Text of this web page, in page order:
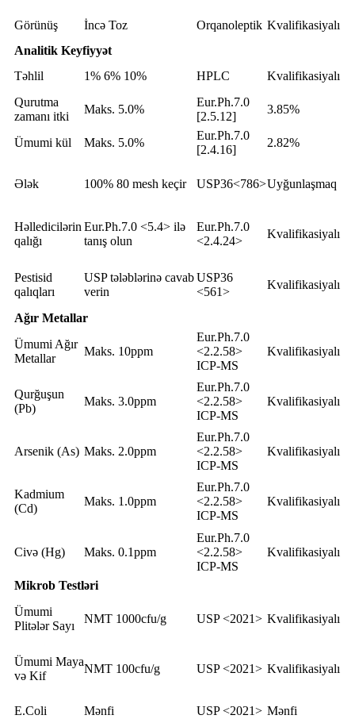
Görünüş İncə Toz Orqanoleptik Kvalifikasiyalı
Analitik Keyfiyyət
Təhlil
1% 6% 10% HPLC
Kvalifikasiyalı
Qurutma
zamanı itki
Maks. 5.0%
Eur.Ph.7.0
[2.5.12]
3.85%
Ümumi kül Maks. 5.0%
Eur.Ph.7.0
[2.4.16]
2.82%
Ələk 100% 80 mesh keçir USP36<786>Uyğunlaşmaq
Həlledicilərin
qalığı
Eur.Ph.7.0 <5.4> ilə
tanış olun
Eur.Ph.7.0
<2.4.24>
Kvalifikasiyalı
Pestisid
qalıqları
USP tələblərinə cavab
verin
USP36
<561>
Kvalifikasiyalı
Ağır Metallar
Ümumi Ağır
Metallar
Maks. 10ppm
Eur.Ph.7.0
<2.2.58>
ICP-MS
Kvalifikasiyalı
Qurğuşun
(Pb)
Maks. 3.0ppm
Eur.Ph.7.0
<2.2.58>
ICP-MS
Kvalifikasiyalı
Arsenik (As) Maks. 2.0ppm
Eur.Ph.7.0
<2.2.58>
ICP-MS
Kvalifikasiyalı
Kadmium
(Cd)
Maks. 1.0ppm
Eur.Ph.7.0
<2.2.58>
ICP-MS
Kvalifikasiyalı
Civə (Hg) Maks. 0.1ppm
Eur.Ph.7.0
<2.2.58>
ICP-MS
Kvalifikasiyalı
Mikrob Testləri
Ümumi
Plitələr Sayı
NMT 1000cfu/g USP <2021> Kvalifikasiyalı
Ümumi Maya
və Kif
NMT 100cfu/g USP <2021> Kvalifikasiyalı
E.Coli Mənfi USP <2021> Mənfi